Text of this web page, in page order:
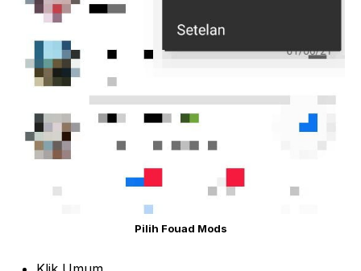
Pilih Fouad Mods